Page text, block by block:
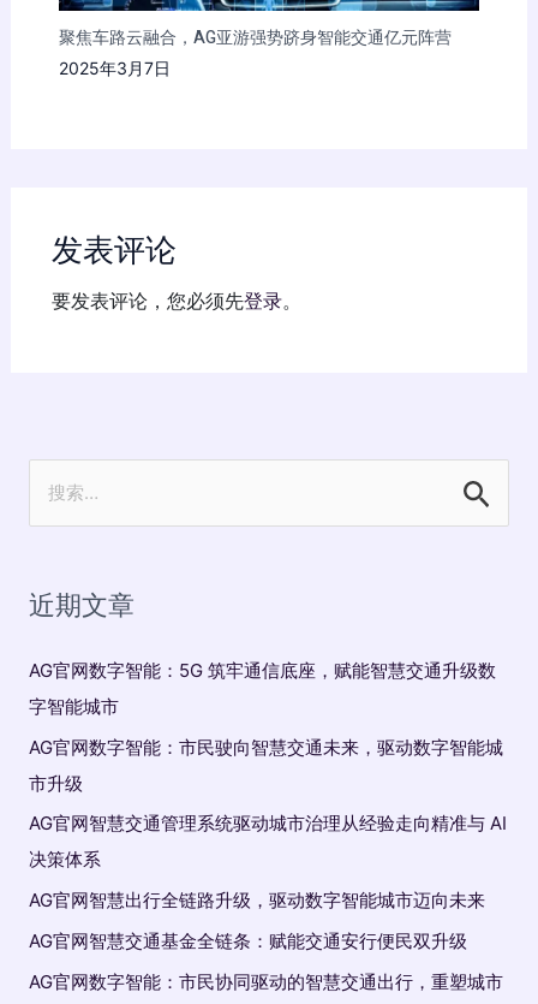
聚焦车路云融合，AG亚游强势跻身智能交通亿元阵营
2025年3月7日
发表评论
要发表评论，您必须先登录。
近期文章
AG官网数字智能：5G 筑牢通信底座，赋能智慧交通升级数
字智能城市
AG官网数字智能：市民驶向智慧交通未来，驱动数字智能城
市升级
AG官网智慧交通管理系统驱动城市治理从经验走向精准与 AI
决策体系
AG官网智慧出行全链路升级，驱动数字智能城市迈向未来
AG官网智慧交通基金全链条：赋能交通安行便民双升级
AG官网数字智能：市民协同驱动的智慧交通出行，重塑城市